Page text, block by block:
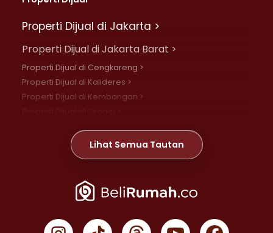
Properti Dijual di Jakarta >
Properti Dijual di Jakarta Barat >
Properti Dijual di Cengkareng >
Properti Dijual di Kalideres >
Properti Dijual di Kembangan >
Properti Dijual di Meruya >
Properti Dijual di Jelambar >
Properti Dijual di Jakarta Pusat >
Properti Dijual di Gambir >
Lihat Semua Tautan